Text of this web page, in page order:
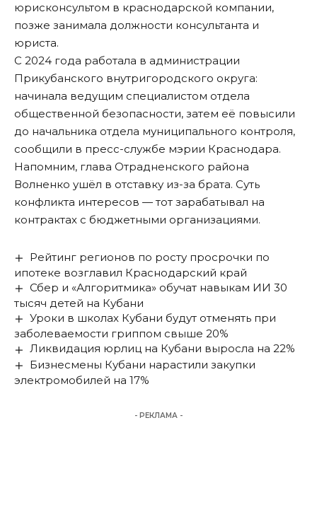
юрисконсультом в краснодарской компании,
позже занимала должности консультанта и
юриста.
С 2024 года работала в администрации
Прикубанского внутригородского округа:
начинала ведущим специалистом отдела
общественной безопасности, затем её повысили
до начальника отдела муниципального контроля,
сообщили в пресс-службе мэрии Краснодара.
Напомним, глава Отрадненского района
Волненко ушёл в отставку из-за брата. Суть
конфликта интересов — тот зарабатывал на
контрактах с бюджетными организациями.
Рейтинг регионов по росту просрочки по
ипотеке возглавил Краснодарский край
Сбер и «Алгоритмика» обучат навыкам ИИ 30
тысяч детей на Кубани
Уроки в школах Кубани будут отменять при
заболеваемости гриппом свыше 20%
Ликвидация юрлиц на Кубани выросла на 22%
Бизнесмены Кубани нарастили закупки
электромобилей на 17%
- РЕКЛАМА -